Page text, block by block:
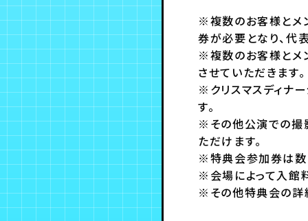
※複数のお客様とメ
券が必要となり、代
※複数のお客様とメ
させていただきます。
※クリスマスディナ
す。
※その他公演での撮
ただけます。
※特典会参加券は数
※会場によって入館
※その他特典会の詳